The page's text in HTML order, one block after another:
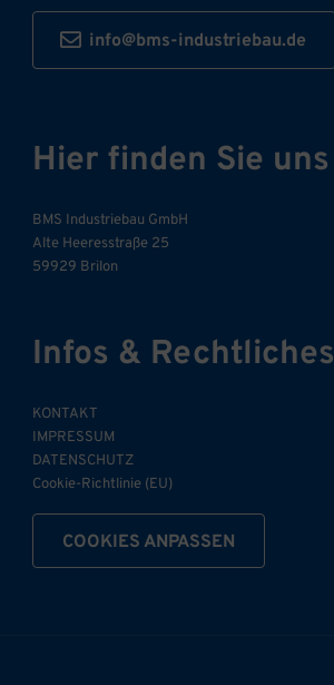
info@bms-industriebau.de
Hier finden Sie uns
BMS Industriebau GmbH
Alte Heeresstraße 25
59929 Brilon
Infos & Rechtliches
KONTAKT
IMPRESSUM
DATENSCHUTZ
Cookie-Richtlinie (EU)
COOKIES ANPASSEN